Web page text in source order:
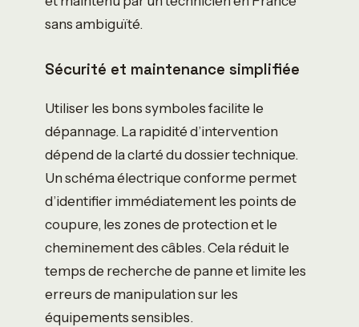
sans ambiguïté.
Sécurité et maintenance simplifiée
Utiliser les bons symboles facilite le
dépannage. La rapidité d’intervention
dépend de la clarté du dossier technique.
Un schéma électrique conforme permet
d’identifier immédiatement les points de
coupure, les zones de protection et le
cheminement des câbles. Cela réduit le
temps de recherche de panne et limite les
erreurs de manipulation sur les
équipements sensibles.